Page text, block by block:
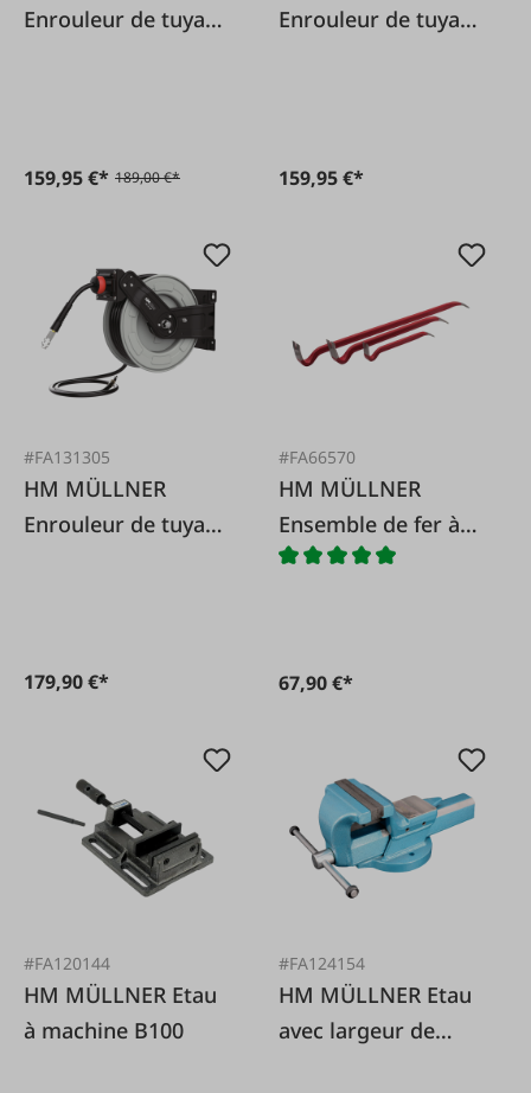
Enrouleur de tuyau
159,95 €* 189,00 €*
Enrouleur de tuyau
159,95 €*
#FA131305
HM MÜLLNER
Enrouleur de tuyau
179,90 €*
#FA66570
HM MÜLLNER
Ensemble de fer à
ongles, 3 pièces.
67,90 €*
#FA120144
HM MÜLLNER Etau
à machine B100
#FA124154
HM MÜLLNER Etau
avec largeur de